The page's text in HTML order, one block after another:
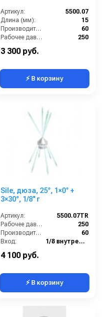
Артикул:
5500.07
Длина (мм):
15
Производительность (л/мин):
60
Рабочее давление (бар):
250
3 300 руб.
⚡ В корзину
Sile, дюза, 25°, 1×0° +
3×30°, 1/8'' г
Артикул:
5500.07TR
Рабочее давление (бар):
250
Производительность (л/мин):
60
Вход:
1/8 внутренняя резьба
4 100 руб.
⚡ В корзину